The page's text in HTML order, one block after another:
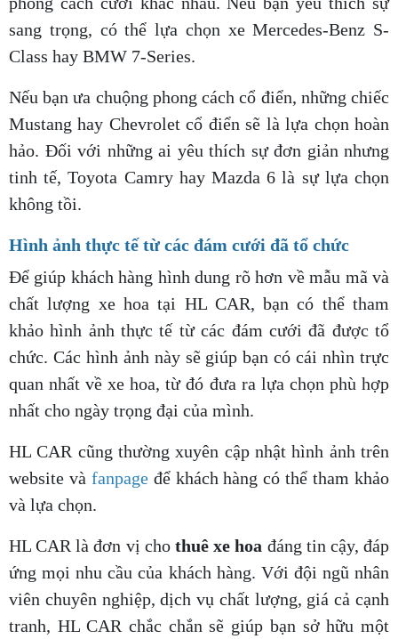
sang trọng, có thể lựa chọn xe Mercedes-Benz S-
Class hay BMW 7-Series.
Nếu bạn ưa chuộng phong cách cổ điển, những chiếc
Mustang hay Chevrolet cổ điển sẽ là lựa chọn hoàn
hảo. Đối với những ai yêu thích sự đơn giản nhưng
tinh tế, Toyota Camry hay Mazda 6 là sự lựa chọn
không tồi.
Hình ảnh thực tế từ các đám cưới đã tổ chức
Để giúp khách hàng hình dung rõ hơn về mẫu mã và
chất lượng xe hoa tại HL CAR, bạn có thể tham
khảo hình ảnh thực tế từ các đám cưới đã được tổ
chức. Các hình ảnh này sẽ giúp bạn có cái nhìn trực
quan nhất về xe hoa, từ đó đưa ra lựa chọn phù hợp
nhất cho ngày trọng đại của mình.
HL CAR cũng thường xuyên cập nhật hình ảnh trên
website và fanpageđể khách hàng có thể tham khảo
và lựa chọn.
HL CAR là đơn vị cho thuê xe hoa đáng tin cậy, đáp
ứng mọi nhu cầu của khách hàng. Với đội ngũ nhân
viên chuyên nghiệp, dịch vụ chất lượng, giá cả cạnh
tranh, HL CAR chắc chắn sẽ giúp bạn sở hữu một